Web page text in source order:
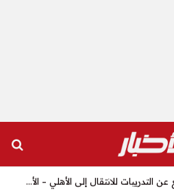
عاجل| نجم الزمالك ينقطع عن التدريبات للانتقال إلى الأهلي – الأخبار